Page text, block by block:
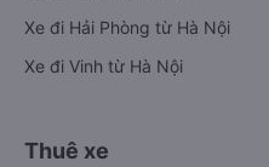
Xe đi Hải Phòng từ Hà Nội
Xe đi Vinh từ Hà Nội
Thuê xe